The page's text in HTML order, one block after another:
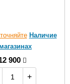
Наличие
900
+